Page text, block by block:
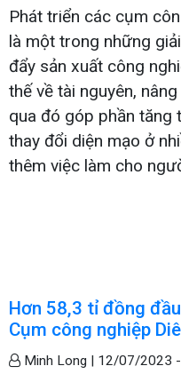
Phát triển các cụm
là một trong những
đẩy sản xuất công
thế về tài nguyên,
qua đó góp phần tăng
thay đổi diện mạo ở
thêm việc làm cho
Hơn 58,3 tỉ đồng
Cụm công nghiệp
Minh Long | 12/07/2023